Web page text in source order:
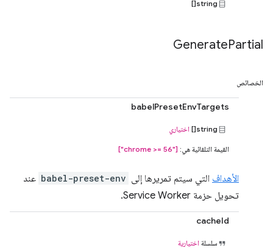
string[]
GeneratePartial
الخصائص
babelPresetEnvTargets
string[] اختياري
القيمة التلقائية هي: ["chrome >= 56"]
الأهداف التي سيتم تمريرها إلى babel-preset-env عند
تحويل حزمة Service Worker.
cacheId
سلسلة اختيارية